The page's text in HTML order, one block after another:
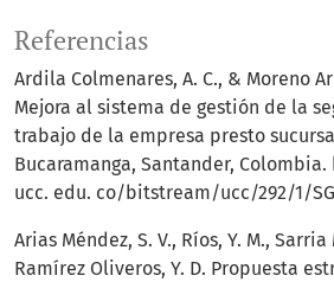
Referencias
Ardila Colmenares, A. C., & Moreno
Mejora al sistema de gestión de la
trabajo de la empresa presto
Bucaramanga, Santander,
ucc. edu. co/bitstream/ucc/292/1/
Arias Méndez, S. V., Ríos, Y. M., Sarria
Ramírez Oliveros, Y. D. Propuesta